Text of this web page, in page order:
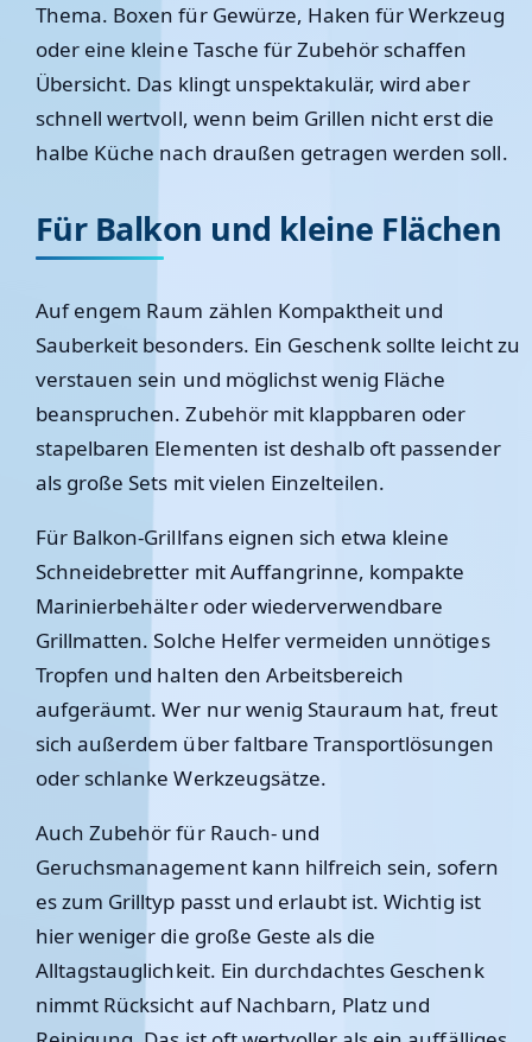
Thema. Boxen für Gewürze, Haken für Werkzeug
oder eine kleine Tasche für Zubehör schaffen
Übersicht. Das klingt unspektakulär, wird aber
schnell wertvoll, wenn beim Grillen nicht erst die
halbe Küche nach draußen getragen werden soll.
Für Balkon und kleine Flächen
Auf engem Raum zählen Kompaktheit und
Sauberkeit besonders. Ein Geschenk sollte leicht zu
verstauen sein und möglichst wenig Fläche
beanspruchen. Zubehör mit klappbaren oder
stapelbaren Elementen ist deshalb oft passender
als große Sets mit vielen Einzelteilen.
Für Balkon-Grillfans eignen sich etwa kleine
Schneidebretter mit Auffangrinne, kompakte
Marinierbehälter oder wiederverwendbare
Grillmatten. Solche Helfer vermeiden unnötiges
Tropfen und halten den Arbeitsbereich
aufgeräumt. Wer nur wenig Stauraum hat, freut
sich außerdem über faltbare Transportlösungen
oder schlanke Werkzeugsätze.
Auch Zubehör für Rauch- und
Geruchsmanagement kann hilfreich sein, sofern
es zum Grilltyp passt und erlaubt ist. Wichtig ist
hier weniger die große Geste als die
Alltagstauglichkeit. Ein durchdachtes Geschenk
nimmt Rücksicht auf Nachbarn, Platz und